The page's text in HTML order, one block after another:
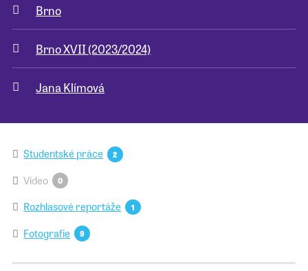
Příběhy našich sousedů
Brno
Brno XVII (2023/2024)
Jana Klímová
Studentské práce 2
Video 0
Rozhlasové reportáže 1
Fotografie 9